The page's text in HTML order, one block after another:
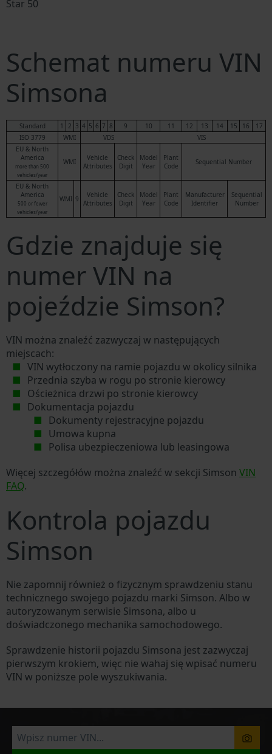
Star 50
Schemat numeru VIN
Simsona
Standard 1 2 3 4 5 6 7 8 9 10 11 12 13 14 15 16
17
ISO 3779
WMI VDS
VIS
EU & North
America
more than 500
vehicles/year
WMI
Vehicle
Attributes
Check
Digit
Model
Year
Plant
Code
Sequential Number
EU & North
America
500 or fewer
vehicles/year
WMI 9
Vehicle
Attributes
Check
Digit
Model
Year
Plant
Code
Manufacturer
Identifier
Sequential
Number
Gdzie znajduje się
numer VIN na
pojeździe Simson?
VIN można znaleźć zazwyczaj w następujących
miejscach:
VIN wytłoczony na ramie pojazdu w okolicy silnika
Przednia szyba w rogu po stronie kierowcy
Ościeżnica drzwi po stronie kierowcy
Dokumentacja pojazdu
Dokumenty rejestracyjne pojazdu
Umowa kupna
Polisa ubezpieczeniowa lub leasingowa
Więcej szczegółów można znaleźć w sekcji Simson VIN
FAQ.
Kontrola pojazdu
Simson
Nie zapomnij również o fizycznym sprawdzeniu stanu
technicznego swojego pojazdu marki Simson. Albo w
autoryzowanym serwisie Simsona, albo u
doświadczonego mechanika samochodowego.
Sprawdzenie historii pojazdu Simsona jest zazwyczaj
pierwszym krokiem, więc nie wahaj się wpisać numeru
VIN w poniższe pole wyszukiwania.